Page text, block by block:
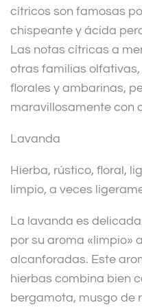
cítricos son famosas
chispeante y ácida
Las notas cítricas a
otras familias
florales y ambarinas,
maravillosamente con
Lavanda
Hierba, rústico, floral,
limpio, a veces
La lavanda es
por su aroma «limpio»
alcanforadas. Este
hierbas combina bien
bergamota, musgo de